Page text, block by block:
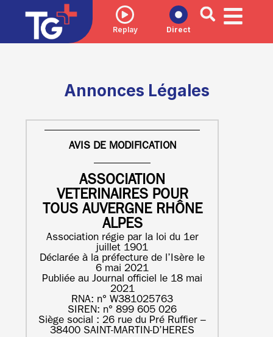
Replay Direct
Annonces Légales
AVIS DE MODIFICATION
ASSOCIATION
VETERINAIRES POUR
TOUS AUVERGNE RHÔNE
ALPES
Association régie par la loi du 1er
juillet 1901
Déclarée à la préfecture de l’Isère le
6 mai 2021
Publiée au Journal officiel le 18 mai
2021
RNA: n° W381025763
SIREN: n° 899 605 026
Siège social : 26 rue du Pré Ruffier –
38400 SAINT-MARTIN-D’HERES